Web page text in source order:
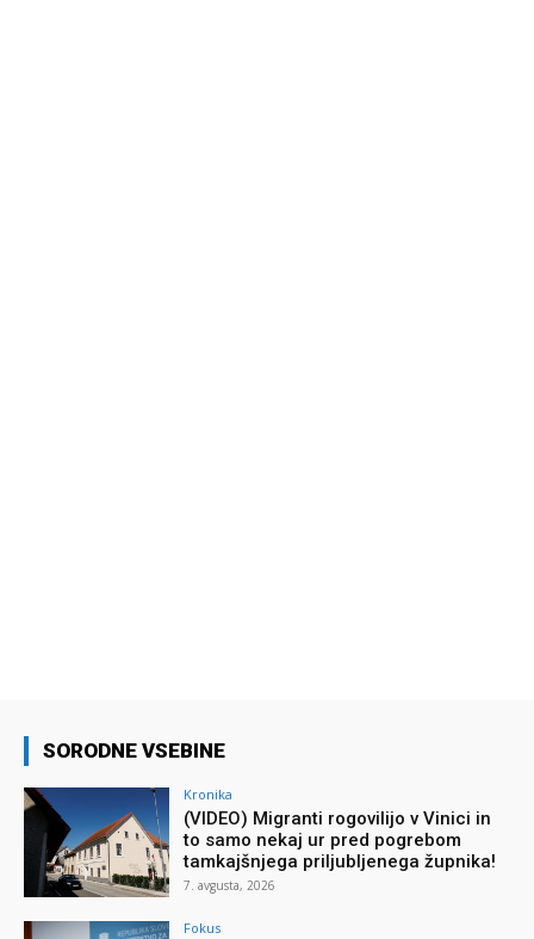
SORODNE VSEBINE
Kronika
(VIDEO) Migranti rogovilijo v Vinici in
to samo nekaj ur pred pogrebom
tamkajšnjega priljubljenega župnika!
7. avgusta, 2026
Fokus